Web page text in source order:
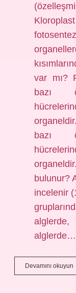
var mı?
bazı
bazı
bulunur?
incelenir
alglerde…
Devamını okuyun